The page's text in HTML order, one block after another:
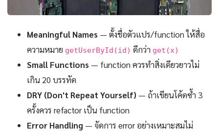
Meaningful Names — ตั้งชื่อตัวแปร/function ให้สื่อ
ความหมาย getUserById(id) ดีกว่า get(x)
Small Functions — function ควรทำสิ่งเดียวยาวไม่
เกิน 20 บรรทัด
DRY (Don't Repeat Yourself) — ถ้าเขียนโค้ดซ้ำ 3
ครั้งควร refactor เป็น function
Error Handling — จัดการ error อย่างเหมาะสมไม่